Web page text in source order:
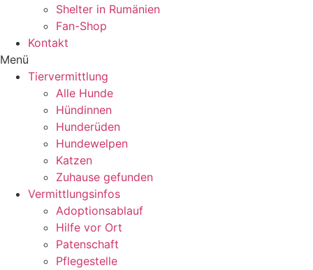
Shelter in Rumänien
Fan-Shop
Kontakt
Menü
Tiervermittlung
Alle Hunde
Hündinnen
Hunderüden
Hundewelpen
Katzen
Zuhause gefunden
Vermittlungsinfos
Adoptionsablauf
Hilfe vor Ort
Patenschaft
Pflegestelle